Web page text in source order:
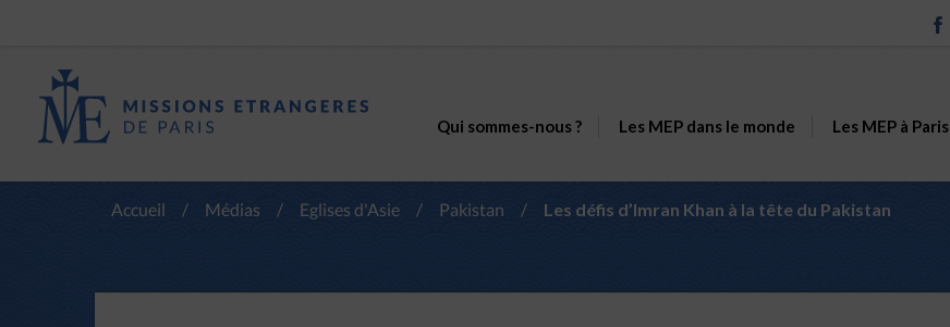
Qui sommes-nous ? Les MEP dans le monde Les MEP à Paris
Accueil / Médias / Eglises d'Asie / Pakistan / Les défis d’Imran Khan à la tête du Pakistan